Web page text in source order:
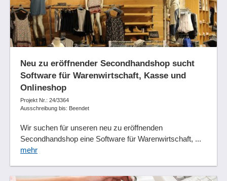
Neu zu eröffnender Secondhandshop sucht
Software für Warenwirtschaft, Kasse und
Onlineshop
Projekt Nr.: 24/3364
Ausschreibung bis: Beendet
Wir suchen für unseren neu zu eröffnenden
Secondhandshop eine Software für Warenwirtschaft, ...
mehr